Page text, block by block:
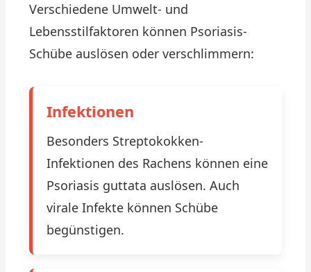
Verschiedene Umwelt- und
Lebensstilfaktoren können Psoriasis-
Schübe auslösen oder verschlimmern:
Infektionen
Besonders Streptokokken-
Infektionen des Rachens können eine
Psoriasis guttata auslösen. Auch
virale Infekte können Schübe
begünstigen.